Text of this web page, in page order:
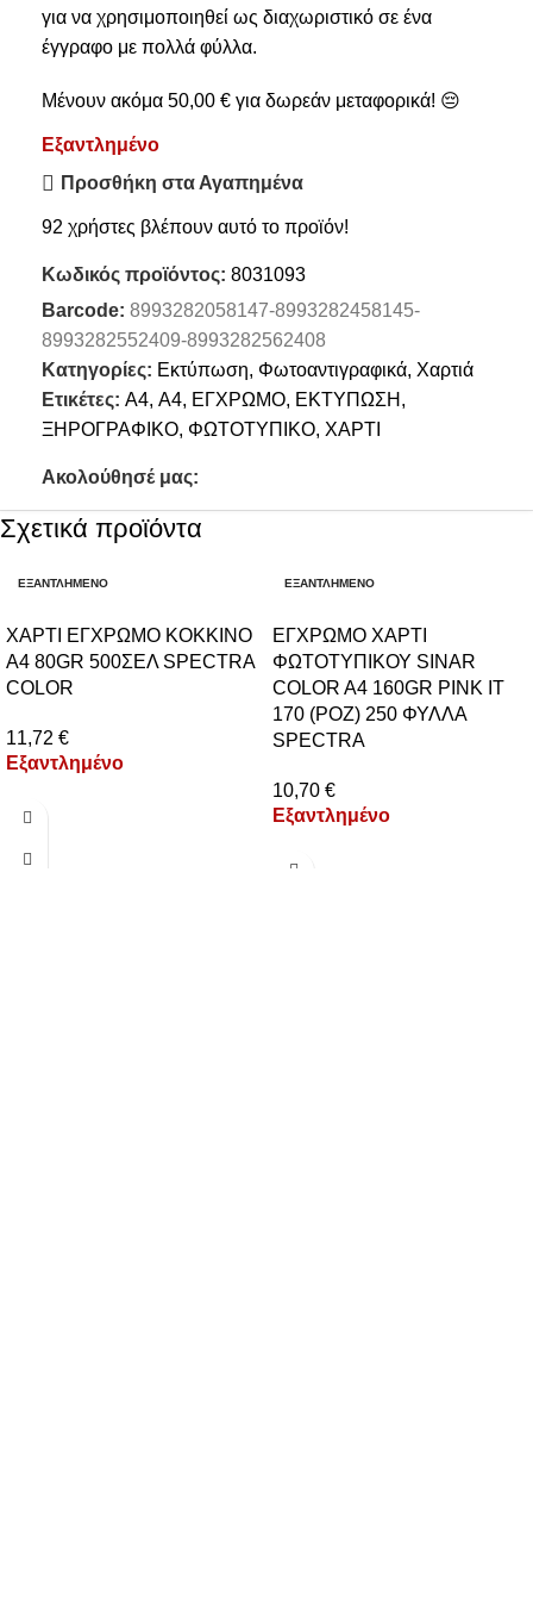
για να χρησιμοποιηθεί ως διαχωριστικό σε ένα
έγγραφο με πολλά φύλλα.
Μένουν ακόμα 50,00 € για δωρεάν μεταφορικά! 😔
Εξαντλημένο
Προσθήκη στα Αγαπημένα
92 χρήστες βλέπουν αυτό το προϊόν!
Κωδικός προϊόντος: 8031093
Barcode: 8993282058147-8993282458145-
8993282552409-8993282562408
Κατηγορίες: Εκτύπωση, Φωτοαντιγραφικά, Χαρτιά
Ετικέτες: A4, Α4, ΕΓΧΡΩΜΟ, ΕΚΤΥΠΩΣΗ ,
ΞΗΡΟΓΡΑΦΙΚΟ, ΦΩΤΟΤΥΠΙΚΟ, ΧΑΡΤΙ
Ακολούθησέ μας:
Σχετικά προϊόντα
ΕΞΑΝΤΛΗΜΈΝΟ
ΧΑΡΤΙ ΕΓΧΡΩΜΟ ΚΟΚΚΙΝΟ
Α4 80GR 500ΣΕΛ SPECTRA
COLOR
11,72 €
Εξαντλημένο
ΕΞΑΝΤΛΗΜΈΝΟ
ΕΓΧΡΩΜΟ ΧΑΡΤΙ
ΦΩΤΟΤΥΠΙΚΟΥ SINAR
COLOR A4 160GR PINK IT
170 (ΡΟΖ) 250 ΦΥΛΛΑ
SPECTRA
10,70 €
Εξαντλημένο